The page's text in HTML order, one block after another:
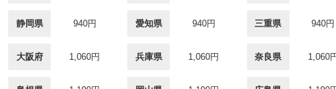
静岡県 940円 愛知県 940円 三重県 940円
大阪府 1,060円 兵庫県 1,060円 奈良県 1,060